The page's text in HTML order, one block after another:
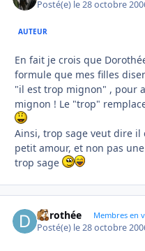
Posté(e) le 28 octobre
AUTEUR
En fait je crois que
formule que mes filles
"il est trop mignon" , pour
mignon ! Le "trop"
Ainsi, trop sage veut dire il
petit amour, et non pas
trop sage
dorothée Membres en
Posté(e) le 28 octobre